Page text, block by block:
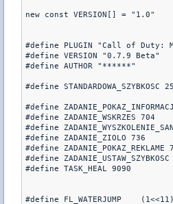
new const VERSION[] = "1.0"
#define PLUGIN "Call of Duty:
#define VERSION "0.7.9 Beta"
#define AUTHOR "******"
#define STANDARDOWA_SZYBKOSC
#define
#define ZADANIE_WSKRZES 704
#define
#define ZADANIE_ZIOLO 736
#define ZADANIE_POKAZ_REKLAME
#define
#define TASK_HEAL 9090
#define	FL_WATERJUMP	(1<<11)